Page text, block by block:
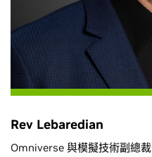
Rev Lebaredian
Omniverse 與模擬技術副總裁